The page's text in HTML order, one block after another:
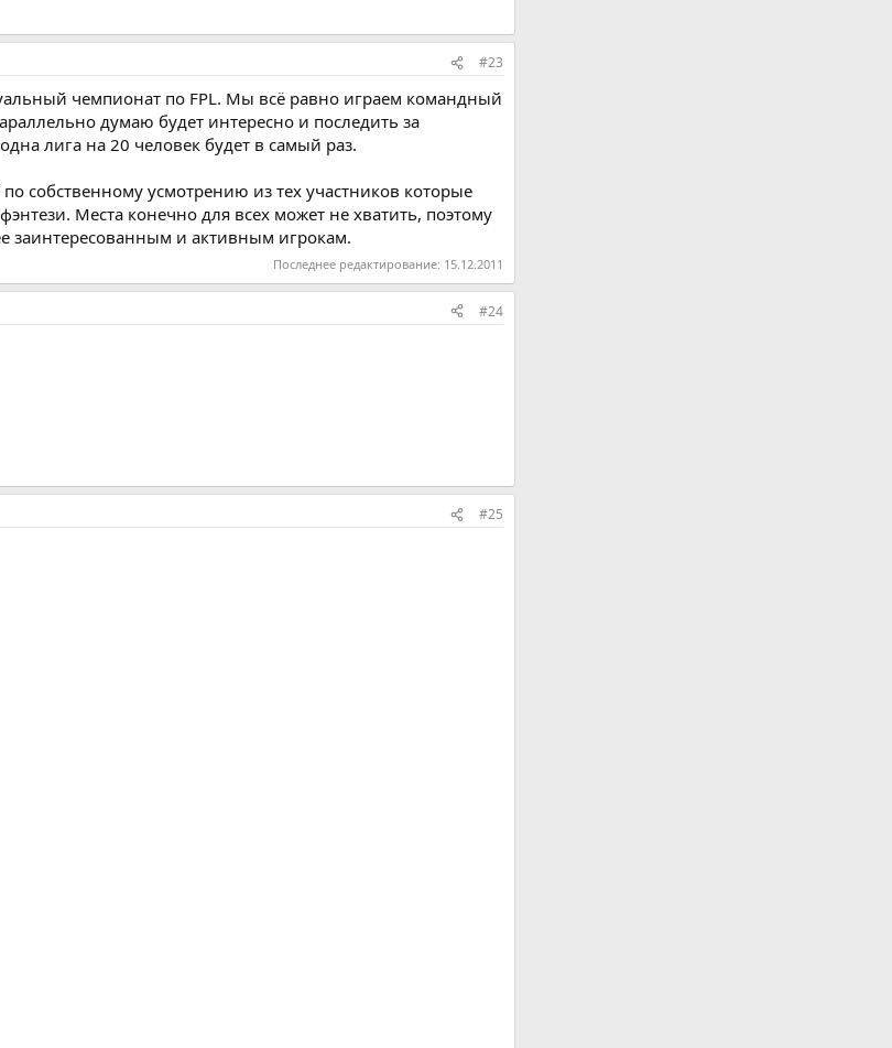
#23
чемпионат по FPL. Мы всё равно играем командный
думаю будет интересно и последить за
лига на 20 человек будет в самый раз.
собственному усмотрению из тех участников которые
Места конечно для всех может не хватить, поэтому
заинтересованным и активным игрокам.
Последнее редактирование: 15.12.2011
#24
#25